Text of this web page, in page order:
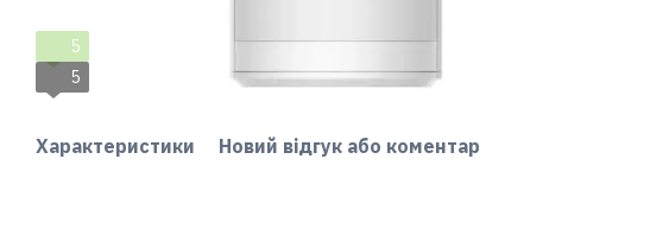
5
5
Характеристики Новий відгук або коментар